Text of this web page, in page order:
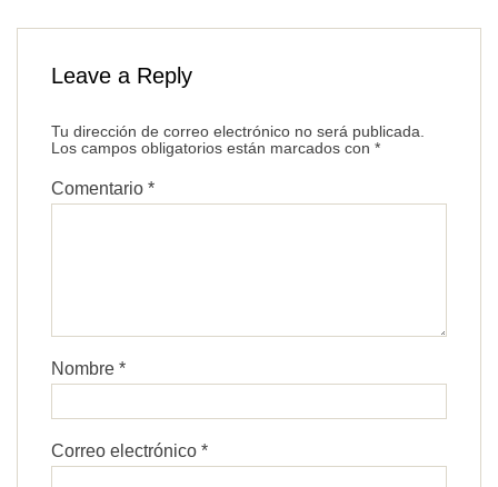
Leave a Reply
Tu dirección de correo electrónico no será publicada.
Los campos obligatorios están marcados con *
Comentario *
Nombre *
Correo electrónico *